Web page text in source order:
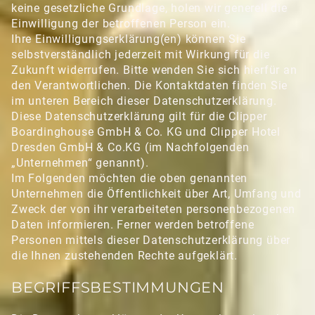
keine gesetzliche Grundlage, holen wir generell die
Einwilligung der betroffenen Person ein.
Ihre Einwilligungserklärung(en) können Sie
selbstverständlich jederzeit mit Wirkung für die
Zukunft widerrufen. Bitte wenden Sie sich hierfür an
den Verantwortlichen. Die Kontaktdaten finden Sie
im unteren Bereich dieser Datenschutzerklärung.
Diese Datenschutzerklärung gilt für die Clipper
Boardinghouse GmbH & Co. KG und Clipper Hotel
Dresden GmbH & Co.KG (im Nachfolgenden
„Unternehmen“ genannt).
Im Folgenden möchten die oben genannten
Unternehmen die Öffentlichkeit über Art, Umfang und
Zweck der von ihr verarbeiteten personenbezogenen
Daten informieren. Ferner werden betroffene
Personen mittels dieser Datenschutzerklärung über
die Ihnen zustehenden Rechte aufgeklärt.
BEGRIFFSBESTIMMUNGEN